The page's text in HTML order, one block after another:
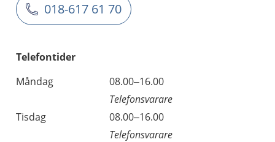
018-617 61 70
Telefontider
Måndag
08.00–16.00
Telefonsvarare
Tisdag
08.00–16.00
Telefonsvarare